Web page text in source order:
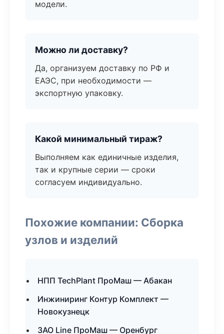
модели.
Можно ли доставку?
Да, организуем доставку по РФ и
ЕАЭС, при необходимости —
экспортную упаковку.
Какой минимальный тираж?
Выполняем как единичные изделия,
так и крупные серии — сроки
согласуем индивидуально.
Похожие компании: Сборка
узлов и изделий
НПП TechPlant ПроМаш — Абакан
Инжиниринг Контур Комплект —
Новокузнецк
ЗАО Line ПроМаш — Оренбург